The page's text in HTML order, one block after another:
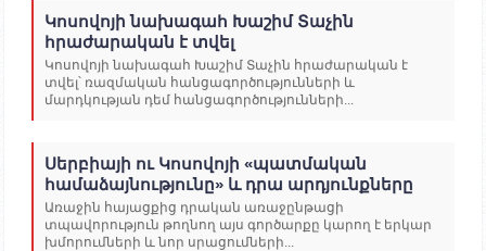
Կոսովոյի նախագահ Խաշիմ Տաչին
հրաժարական է տվել
Կոսովոյի նախագահ Խաշիմ Տաչին հրաժարական է
տվել՝ ռազմական հանցագործությունների և
մարդկության դեմ հանցագործությունների...
Սերբիայի ու Կոսովոյի «պատմական
համաձայնությունը» և դրա արդյունքները
Առաջին հայացքից դրական առաջընթացի
տպավորություն թողնող այս գործարքը կարող է երկար
խմորումների և նոր սրացումների...